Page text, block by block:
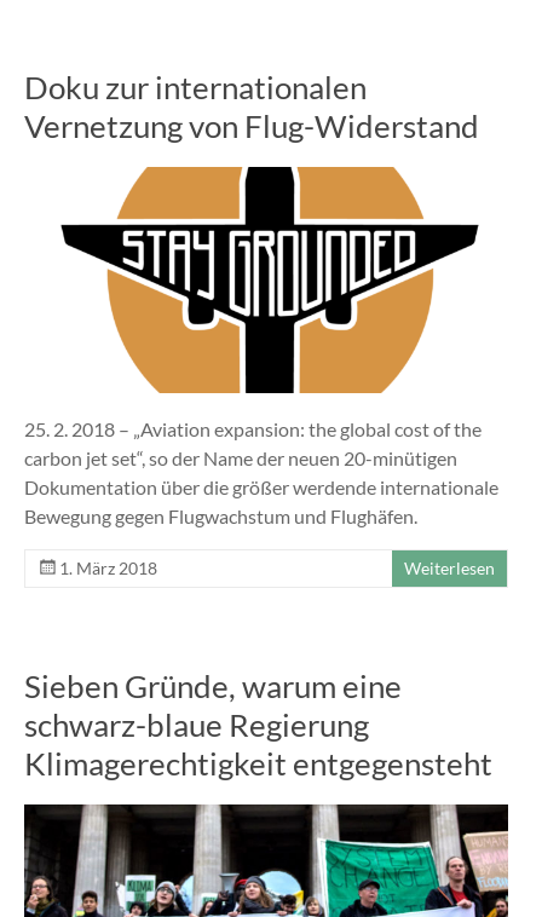
Doku zur internationalen
Vernetzung von Flug-Widerstand
25. 2. 2018 – „Aviation expansion: the global cost of the
carbon jet set“, so der Name der neuen 20-minütigen
Dokumentation über die größer werdende internationale
Bewegung gegen Flugwachstum und Flughäfen.
1. März 2018 Weiterlesen
Sieben Gründe, warum eine
schwarz-blaue Regierung
Klimagerechtigkeit entgegensteht